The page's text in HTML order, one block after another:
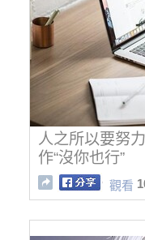
人之所以要努
作“沒你也行”
觀看